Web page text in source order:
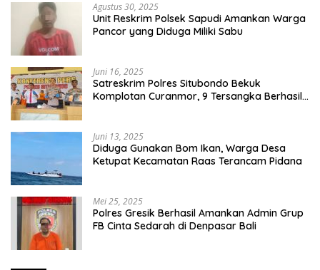
Agustus 30, 2025
Unit Reskrim Polsek Sapudi Amankan Warga
Pancor yang Diduga Miliki Sabu
Juni 16, 2025
Satreskrim Polres Situbondo Bekuk
Komplotan Curanmor, 9 Tersangka Berhasil
Juni 13, 2025
Diduga Gunakan Bom Ikan, Warga Desa
Ketupat Kecamatan Raas Terancam Pidana
Mei 25, 2025
Polres Gresik Berhasil Amankan Admin Grup
FB Cinta Sedarah di Denpasar Bali